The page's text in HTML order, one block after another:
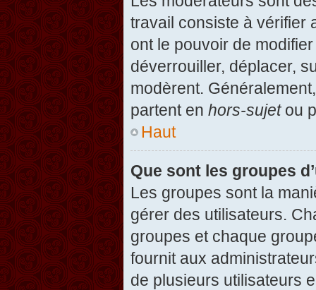
travail consiste à vérifier
ont le pouvoir de
déverrouiller, déplacer,
modèrent.
partent en hors-sujetou
Haut
Que sont les groupes
Les groupes sont la
gérer des utilisateurs.
groupes et chaque
fournit aux
de plusieurs utilisateurs